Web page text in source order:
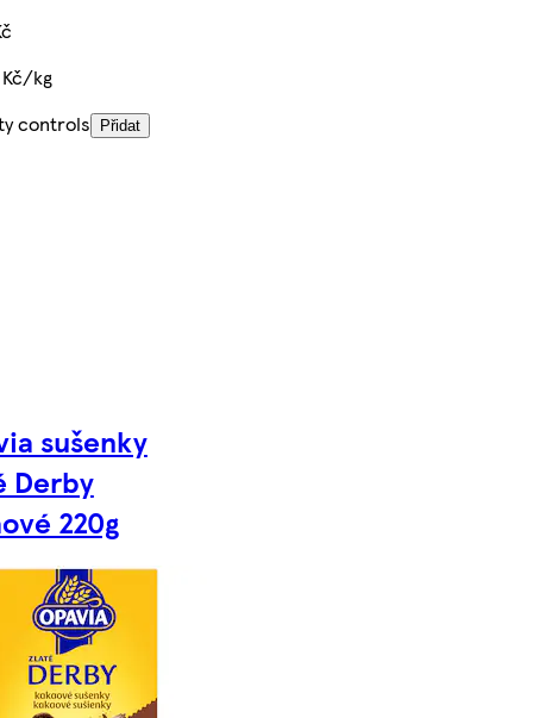
kg
controls
Přidat
sušenky
Derby
220g